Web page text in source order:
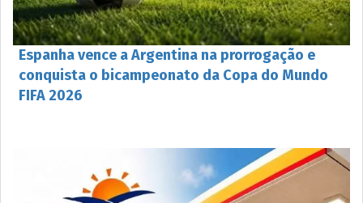
Espanha vence a Argentina na prorrogação e
conquista o bicampeonato da Copa do Mundo
FIFA 2026